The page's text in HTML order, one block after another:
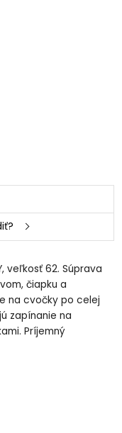
veľkosť 62. Súprava
čiapku a
na cvočky po celej
zapínanie na
Príjemný